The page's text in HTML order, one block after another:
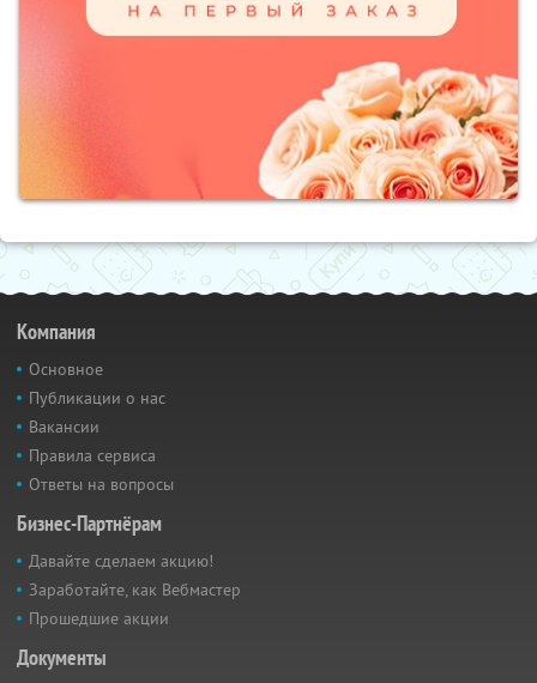
Компания
Основное
Публикации о нас
Вакансии
Правила сервиса
Ответы на вопросы
Бизнес-Партнёрам
Давайте сделаем акцию!
Заработайте, как Вебмастер
Прошедшие акции
Документы